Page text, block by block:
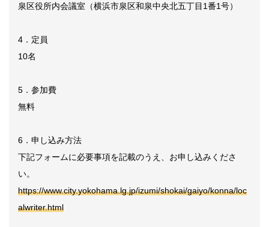
泉区役所内会議室（横浜市泉区和泉中央北五丁目1番1号）
4．定員
10名
5．参加費
無料
6．申し込み方法
下記フォームに必要事項を記載のうえ、お申し込みくださ
い。
https://www.city.yokohama.lg.jp/izumi/shokai/gaiyo/konna/loc
alwriter.html